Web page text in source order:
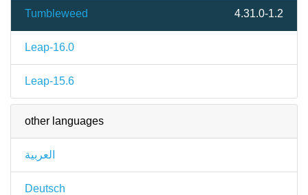
Tumbleweed 4.31.0-1.2
Leap-16.0
Leap-15.6
other languages
العربية
Deutsch